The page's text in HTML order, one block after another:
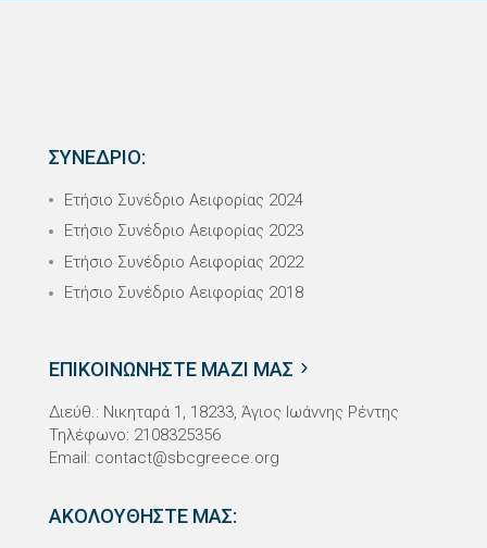
ΣΥΝΕΔΡΙΟ:
Ετήσιο Συνέδριο Αειφορίας 2024
Ετήσιο Συνέδριο Αειφορίας 2023
Ετήσιο Συνέδριο Αειφορίας 2022
Ετήσιο Συνέδριο Αειφορίας 2018
ΕΠΙΚΟΙΝΩΝΗΣΤΕ ΜΑΖΙ ΜΑΣ
Διεύθ.: Νικηταρά 1, 18233, Άγιος Ιωάννης Ρέντης
Τηλέφωνο: 2108325356
Email: contact@sbcgreece.org
ΑΚΟΛΟΥΘΗΣΤΕ ΜΑΣ: